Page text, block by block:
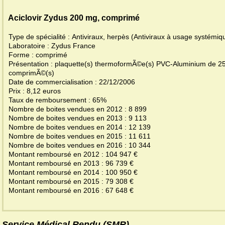
Aciclovir Zydus 200 mg, comprimé
Type de spécialité : Antiviraux, herpès (Antiviraux à usage
Laboratoire : Zydus France
Forme : comprimé
Présentation : plaquette(s) thermoformÃ©e(s) PVC-Aluminium de
comprimÃ©(s)
Date de commercialisation : 22/12/2006
Prix : 8,12 euros
Taux de remboursement : 65%
Nombre de boites vendues en 2012 : 8 899
Nombre de boites vendues en 2013 : 9 113
Nombre de boites vendues en 2014 : 12 139
Nombre de boites vendues en 2015 : 11 611
Nombre de boites vendues en 2016 : 10 344
Montant remboursé en 2012 : 104 947 €
Montant remboursé en 2013 : 96 739 €
Montant remboursé en 2014 : 100 950 €
Montant remboursé en 2015 : 79 308 €
Montant remboursé en 2016 : 67 648 €